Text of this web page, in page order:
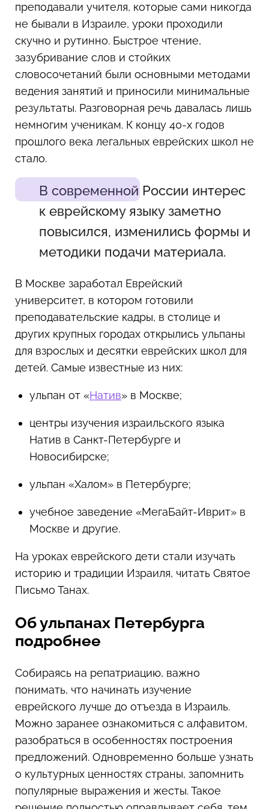
преподавали учителя, которые сами никогда
не бывали в Израиле, уроки проходили
скучно и рутинно. Быстрое чтение,
зазубривание слов и стойких
словосочетаний были основными методами
ведения занятий и приносили минимальные
результаты. Разговорная речь давалась лишь
немногим ученикам. К концу 40-х годов
прошлого века легальных еврейских школ не
стало.
В современной России интерес
к еврейскому языку заметно
повысился, изменились формы и
методики подачи материала.
В Москве заработал Еврейский
университет, в котором готовили
преподавательские кадры, в столице и
других крупных городах открылись ульпаны
для взрослых и десятки еврейских школ для
детей. Самые известные из них:
ульпан от «Натив» в Москве;
центры изучения израильского языка
Натив в Санкт-Петербурге и
Новосибирске;
ульпан «Халом» в Петербурге;
учебное заведение «МегаБайт-Иврит» в
Москве и другие.
На уроках еврейского дети стали изучать
историю и традиции Израиля, читать Святое
Письмо Танах.
Об ульпанах Петербурга
подробнее
Собираясь на репатриацию, важно
понимать, что начинать изучение
еврейского лучше до отъезда в Израиль.
Можно заранее ознакомиться с алфавитом,
разобраться в особенностях построения
предложений. Одновременно больше узнать
о культурных ценностях страны, запомнить
популярные выражения и жесты. Такое